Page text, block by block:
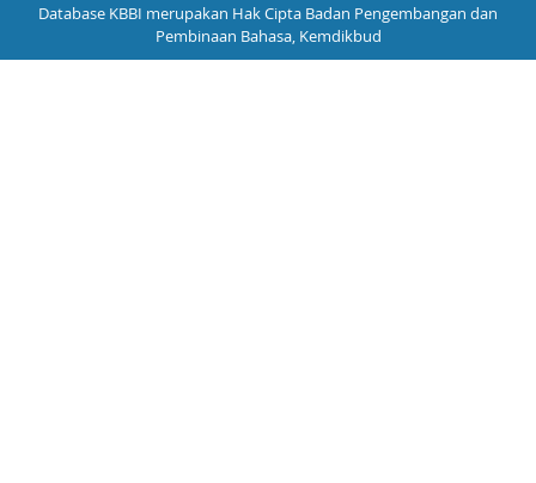
Database KBBI merupakan Hak Cipta Badan Pengembangan dan
Pembinaan Bahasa, Kemdikbud